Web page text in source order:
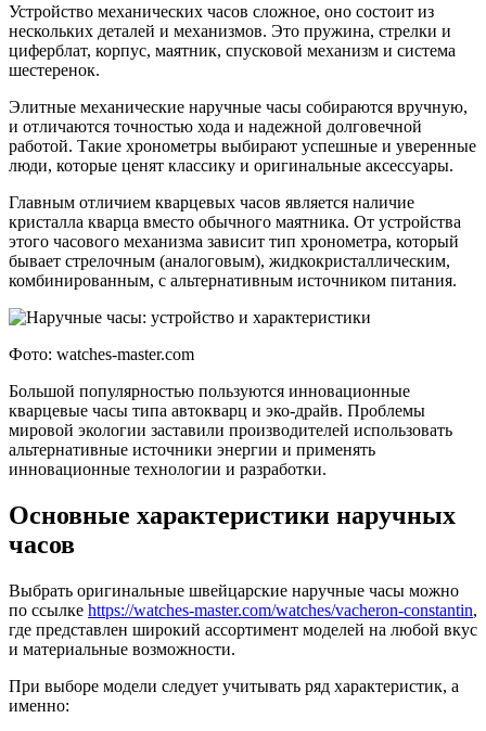
Устройство механических часов сложное, оно состоит из
нескольких деталей и механизмов. Это пружина, стрелки и
циферблат, корпус, маятник, спусковой механизм и система
шестеренок.
Элитные механические наручные часы собираются вручную,
и отличаются точностью хода и надежной долговечной
работой. Такие хронометры выбирают успешные и уверенные
люди, которые ценят классику и оригинальные аксессуары.
Главным отличием кварцевых часов является наличие
кристалла кварца вместо обычного маятника. От устройства
этого часового механизма зависит тип хронометра, который
бывает стрелочным (аналоговым), жидкокристаллическим,
комбинированным, с альтернативным источником питания.
Фото: watches-master.com
Большой популярностью пользуются инновационные
кварцевые часы типа автокварц и эко-драйв. Проблемы
мировой экологии заставили производителей использовать
альтернативные источники энергии и применять
инновационные технологии и разработки.
Основные характеристики наручных
часов
Выбрать оригинальные швейцарские наручные часы можно
по ссылке https://watches-master.com/watches/vacheron-constantin,
где представлен широкий ассортимент моделей на любой вкус
и материальные возможности.
При выборе модели следует учитывать ряд характеристик, а
именно: